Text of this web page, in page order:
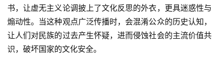
书，让虚无主义论调披上了文化反思的外衣，更具迷惑性与
煽动性。当这种观点广泛传播时，会混淆公众的历史认知，
让人们对民族的过去产生怀疑，进而侵蚀社会的主流价值共
识，破坏国家的文化安全。